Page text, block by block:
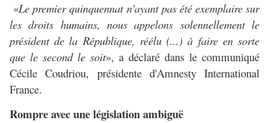
«Le premier quinquennat n'ayant pas été exemplaire sur
les droits humains, nous appelons solennellement le
président de la République, réélu (...) à faire en sorte
que le second le soit», a déclaré dans le communiqué
Cécile Coudriou, présidente d'Amnesty International
France.
Rompre avec une législation ambiguë